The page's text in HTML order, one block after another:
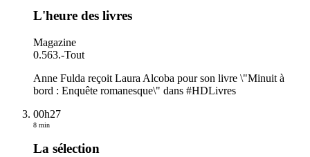
L'heure des livres
Magazine
0.563.-Tout
Anne Fulda reçoit Laura Alcoba pour son livre \"Minuit à
bord : Enquête romanesque\" dans #HDLivres
00h27
8 min
La sélection